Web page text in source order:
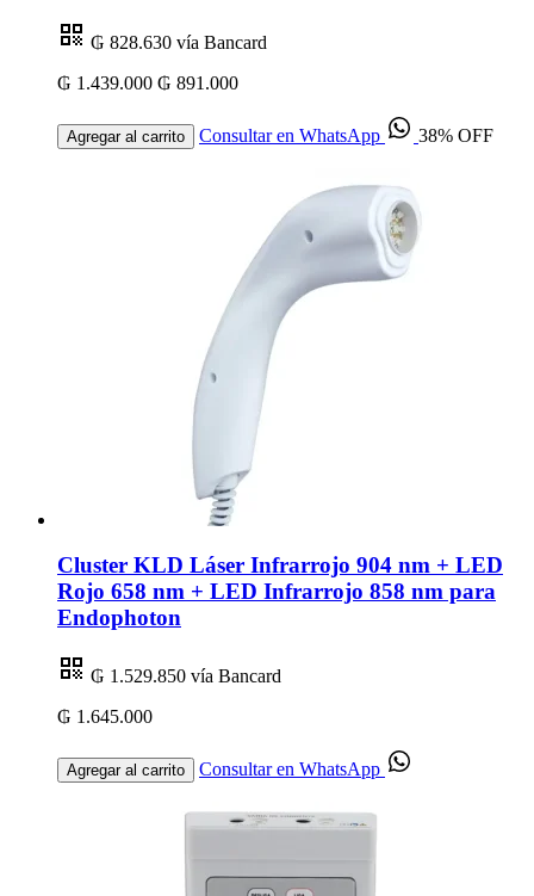
₲ 828.630 vía Bancard
₲ 1.439.000 ₲ 891.000
Agregar al carrito Consultar en WhatsApp 38% OFF
Cluster KLD Láser Infrarrojo 904 nm + LED
Rojo 658 nm + LED Infrarrojo 858 nm para
Endophoton
₲ 1.529.850 vía Bancard
₲ 1.645.000
Agregar al carrito Consultar en WhatsApp